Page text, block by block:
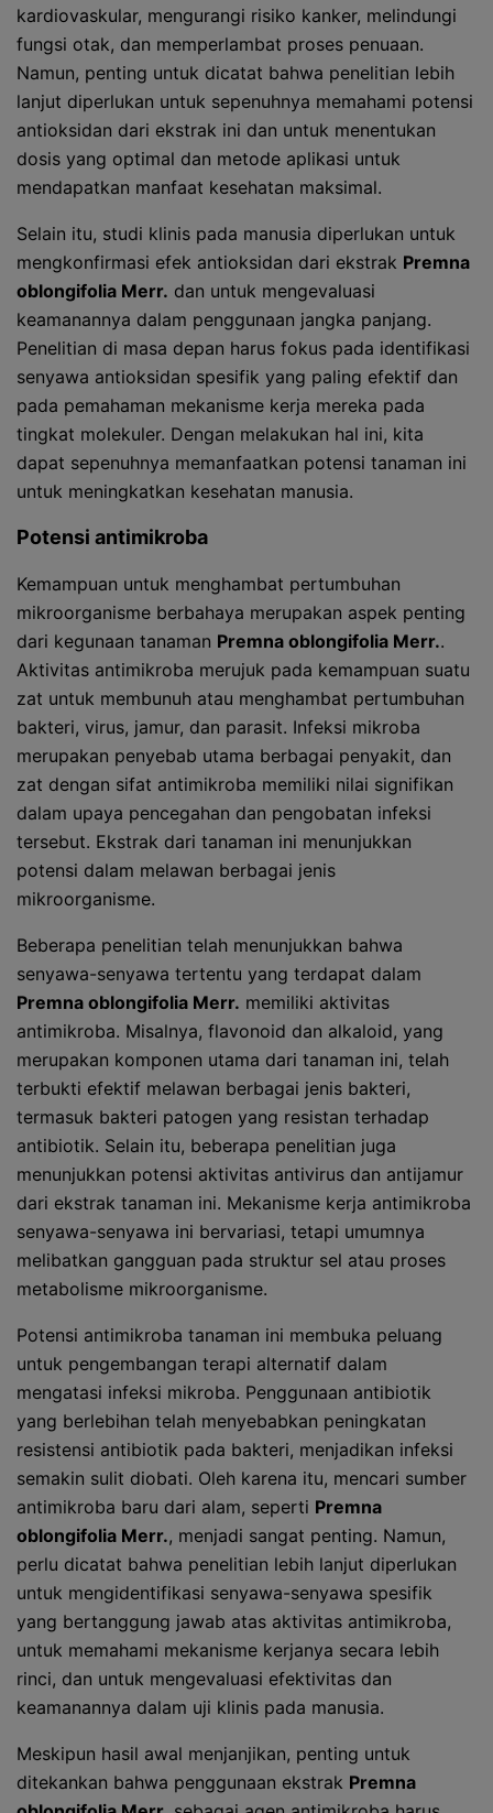
kardiovaskular, mengurangi risiko kanker, melindungi
fungsi otak, dan memperlambat proses penuaan.
Namun, penting untuk dicatat bahwa penelitian lebih
lanjut diperlukan untuk sepenuhnya memahami potensi
antioksidan dari ekstrak ini dan untuk menentukan
dosis yang optimal dan metode aplikasi untuk
mendapatkan manfaat kesehatan maksimal.
Selain itu, studi klinis pada manusia diperlukan untuk
mengkonfirmasi efek antioksidan dari ekstrak Premna
oblongifolia Merr. dan untuk mengevaluasi
keamanannya dalam penggunaan jangka panjang.
Penelitian di masa depan harus fokus pada identifikasi
senyawa antioksidan spesifik yang paling efektif dan
pada pemahaman mekanisme kerja mereka pada
tingkat molekuler. Dengan melakukan hal ini, kita
dapat sepenuhnya memanfaatkan potensi tanaman ini
untuk meningkatkan kesehatan manusia.
Potensi antimikroba
Kemampuan untuk menghambat pertumbuhan
mikroorganisme berbahaya merupakan aspek penting
dari kegunaan tanaman Premna oblongifolia Merr..
Aktivitas antimikroba merujuk pada kemampuan suatu
zat untuk membunuh atau menghambat pertumbuhan
bakteri, virus, jamur, dan parasit. Infeksi mikroba
merupakan penyebab utama berbagai penyakit, dan
zat dengan sifat antimikroba memiliki nilai signifikan
dalam upaya pencegahan dan pengobatan infeksi
tersebut. Ekstrak dari tanaman ini menunjukkan
potensi dalam melawan berbagai jenis
mikroorganisme.
Beberapa penelitian telah menunjukkan bahwa
senyawa-senyawa tertentu yang terdapat dalam
Premna oblongifolia Merr. memiliki aktivitas
antimikroba. Misalnya, flavonoid dan alkaloid, yang
merupakan komponen utama dari tanaman ini, telah
terbukti efektif melawan berbagai jenis bakteri,
termasuk bakteri patogen yang resistan terhadap
antibiotik. Selain itu, beberapa penelitian juga
menunjukkan potensi aktivitas antivirus dan antijamur
dari ekstrak tanaman ini. Mekanisme kerja antimikroba
senyawa-senyawa ini bervariasi, tetapi umumnya
melibatkan gangguan pada struktur sel atau proses
metabolisme mikroorganisme.
Potensi antimikroba tanaman ini membuka peluang
untuk pengembangan terapi alternatif dalam
mengatasi infeksi mikroba. Penggunaan antibiotik
yang berlebihan telah menyebabkan peningkatan
resistensi antibiotik pada bakteri, menjadikan infeksi
semakin sulit diobati. Oleh karena itu, mencari sumber
antimikroba baru dari alam, seperti Premna
oblongifolia Merr., menjadi sangat penting. Namun,
perlu dicatat bahwa penelitian lebih lanjut diperlukan
untuk mengidentifikasi senyawa-senyawa spesifik
yang bertanggung jawab atas aktivitas antimikroba,
untuk memahami mekanisme kerjanya secara lebih
rinci, dan untuk mengevaluasi efektivitas dan
keamanannya dalam uji klinis pada manusia.
Meskipun hasil awal menjanjikan, penting untuk
ditekankan bahwa penggunaan ekstrak Premna